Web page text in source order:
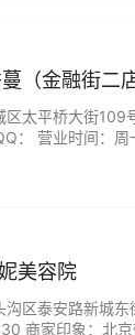
（金融街二店
区太平桥大街
： 营业时间：
美容院
沟区泰安路新城
商家印象：北